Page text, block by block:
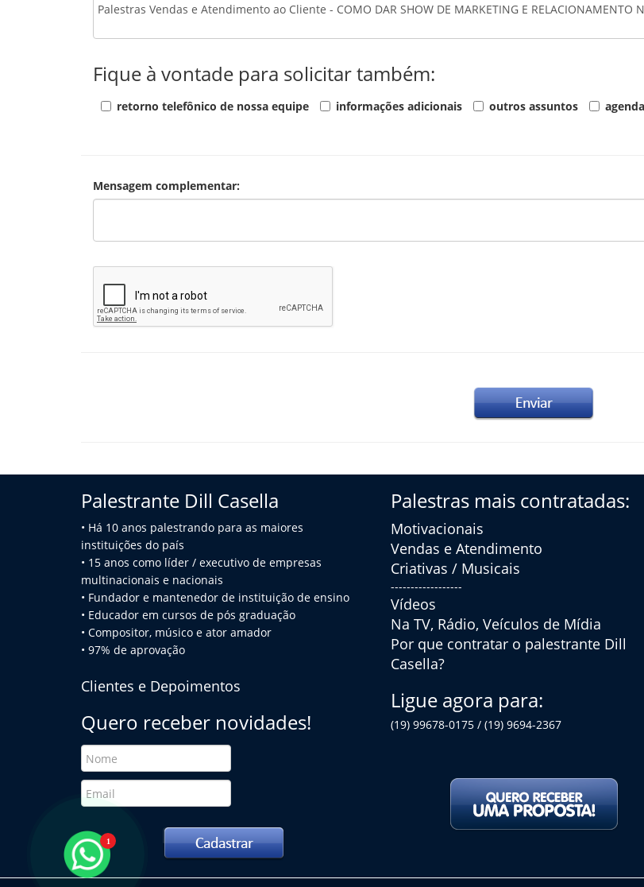
Fique à vontade para solicitar também:
retorno telefônico de nossa equipe informações adicionais outros assuntos
Mensagem complementar:
Palestrante Dill Casella
• Há 10 anos palestrando para as maiores
instituições do país
• 15 anos como líder / executivo de empresas
multinacionais e nacionais
• Fundador e mantenedor de instituição de ensino
• Educador em cursos de pós graduação
• Compositor, músico e ator amador
• 97% de aprovação
Clientes e Depoimentos
Quero receber novidades!
Palestras mais contratadas:
Motivacionais
Vendas e Atendimento
Criativas / Musicais
------------------
Vídeos
Na TV, Rádio, Veículos de Mídia
Por que contratar o palestrante Dill
Casella?
Ligue agora para:
(19) 99678-0175 / (19) 9694-2367
1